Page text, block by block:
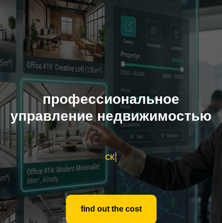
профессиональное
управление недвижимостью
скдады|
find out the cost